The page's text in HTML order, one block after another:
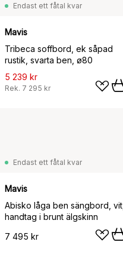
Endast ett fåtal kvar
Mavis
Tribeca soffbord, ek såpad
rustik, svarta ben, ø80
5 239 kr
Rek. 7 295 kr
Endast ett fåtal kvar
Mavis
Abisko låga ben sängbord, vit,
handtag i brunt älgskinn
7 495 kr